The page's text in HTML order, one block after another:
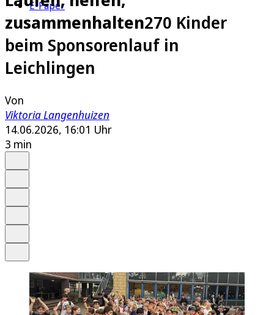
E-Paper
zusammenhalten270 Kinder
beim Sponsorenlauf in
Leichlingen
Von
Viktoria Langenhuizen
14.06.2026, 16:01 Uhr
3 min